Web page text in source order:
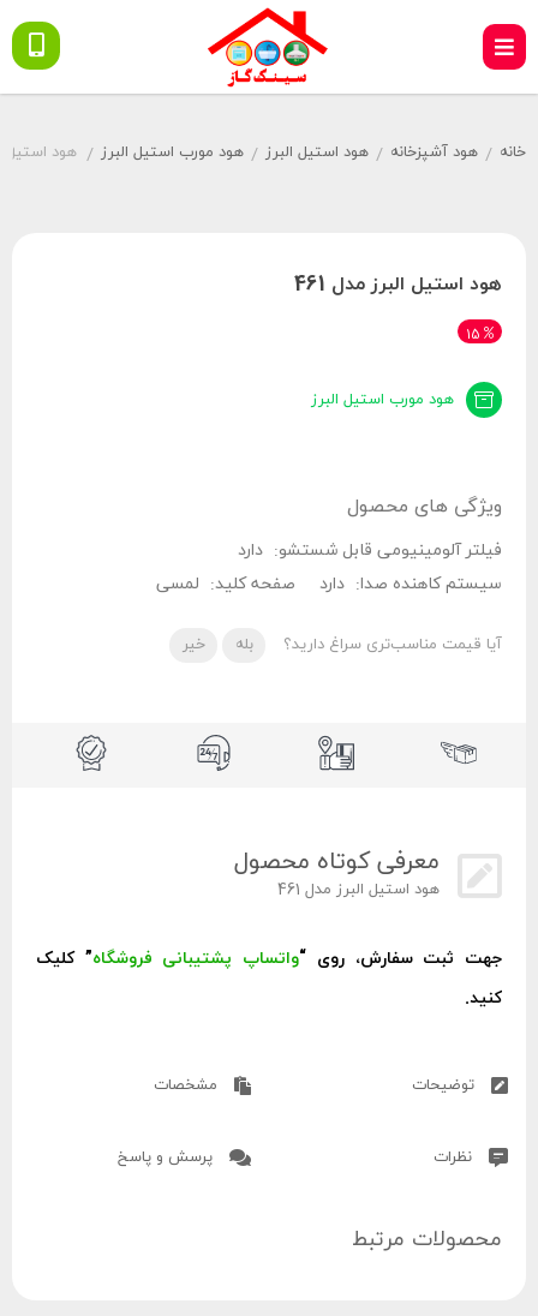
خانه / هود آشپزخانه / هود استیل البرز / هود مورب استیل البرز / هود استیل
هود استیل البرز مدل 461
15
هود مورب استیل البرز
ویژگی های محصول
فیلتر آلومینیومی قابل شستشو: دارد
سیستم کاهنده صدا: دارد صفحه کلید: لمسی
آیا قیمت مناسب‌تری سراغ دارید؟ بله خیر
معرفی کوتاه محصول
هود استیل البرز مدل 461
جهت ثبت سفارش، روی “واتساپ پشتیبانی فروشگاه” کلیک
کنید.
توضیحات مشخصات
نظرات پرسش و پاسخ
محصولات مرتبط